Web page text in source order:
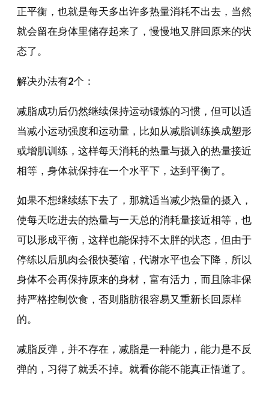
正平衡，也就是每天多出许多热量消耗不出去，当然
就会留在身体里储存起来了，慢慢地又胖回原来的状
态了。
解决办法有2个：
减脂成功后仍然继续保持运动锻炼的习惯，但可以适
当减小运动强度和运动量，比如从减脂训练换成塑形
或增肌训练，这样每天消耗的热量与摄入的热量接近
相等，身体就保持在一个水平下，达到平衡了。
如果不想继续练下去了，那就适当减少热量的摄入，
使每天吃进去的热量与一天总的消耗量接近相等，也
可以形成平衡，这样也能保持不太胖的状态，但由于
停练以后肌肉会很快萎缩，代谢水平也会下降，所以
身体不会再保持原来的身材，富有活力，而且除非保
持严格控制饮食，否则脂肪很容易又重新长回原样
的。
减脂反弹，并不存在，减脂是一种能力，能力是不反
弹的，习得了就丢不掉。就看你能不能真正悟道了。